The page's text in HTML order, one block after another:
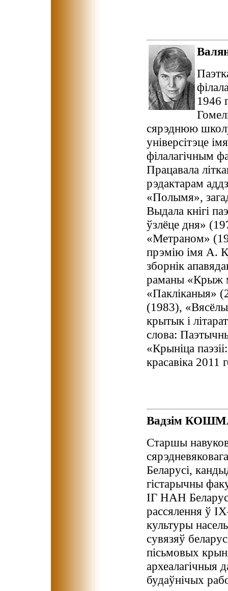
1946
сярэднюю
універсітэце
філалагічным
Працавала
рэдактарам
«Полымя»,
Выдала кнігі
ўзлёце дня»
«Метраном»
прэмію імя А.
зборнік
раманы «Крыж
«Пакліканыя»
(1983),
крытык і
слова:
«Крыніца
красавіка 2011
Вадзім
Cтаршы
Беларусі,
гістарычны
ІГ НАН
рассялення ў
культуры
сувязяў
пісьмовых
археалагічныя
будаўнічых